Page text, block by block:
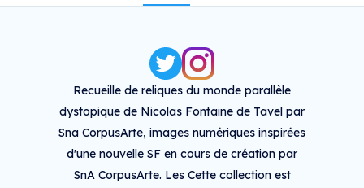
Recueille de reliques du monde parallèle
dystopique de Nicolas Fontaine de Tavel par
Sna CorpusArte, images numériques inspirées
d'une nouvelle SF en cours de création par
SnA CorpusArte. Les Cette collection est